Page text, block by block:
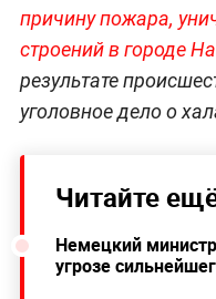
причину пожара,
строений в городе
результате
уголовное дело о
Читайте
Немецкий
угрозе